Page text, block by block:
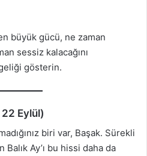
büyük gücü, ne zaman
sessiz kalacağını
gösterin.
Eylül)
biri var, Başak. Sürekli
Ay’ı bu hissi daha da